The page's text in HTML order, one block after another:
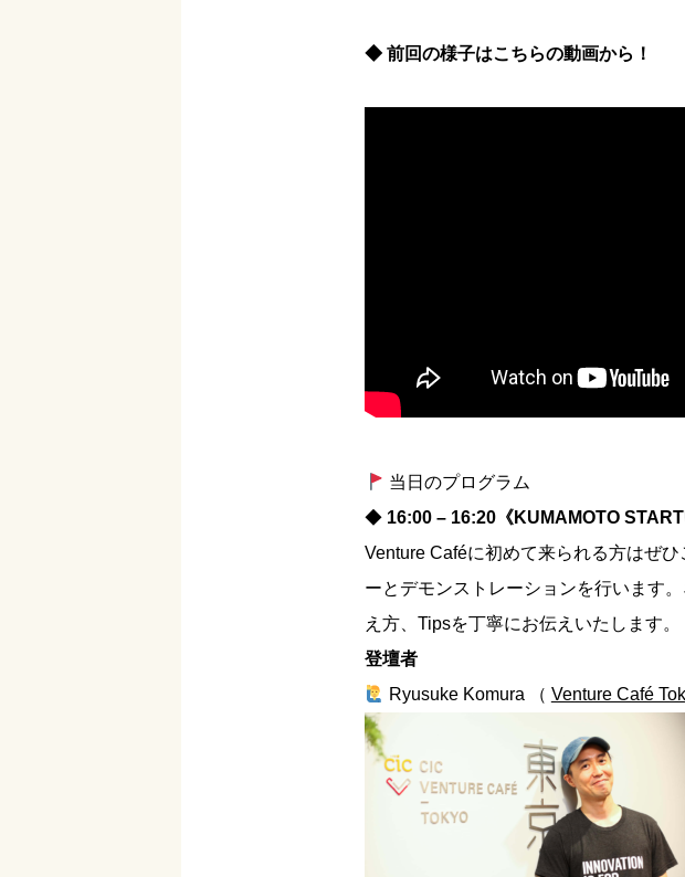
◆ 前回の様子はこちらの動画から！
当日のプログラム
◆ 16:00 – 16:20《KUMAMOTO
Venture Caféに初めて来られる方はぜ
ーとデモンストレーションを行います
え方、Tipsを丁寧にお伝えいたします。
登壇者
Ryusuke Komura （ Venture Café